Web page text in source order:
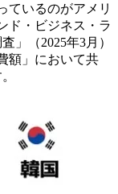
ているのがアメリ
ド・ビジネス・ラ
」（2025年3月）
額」において共